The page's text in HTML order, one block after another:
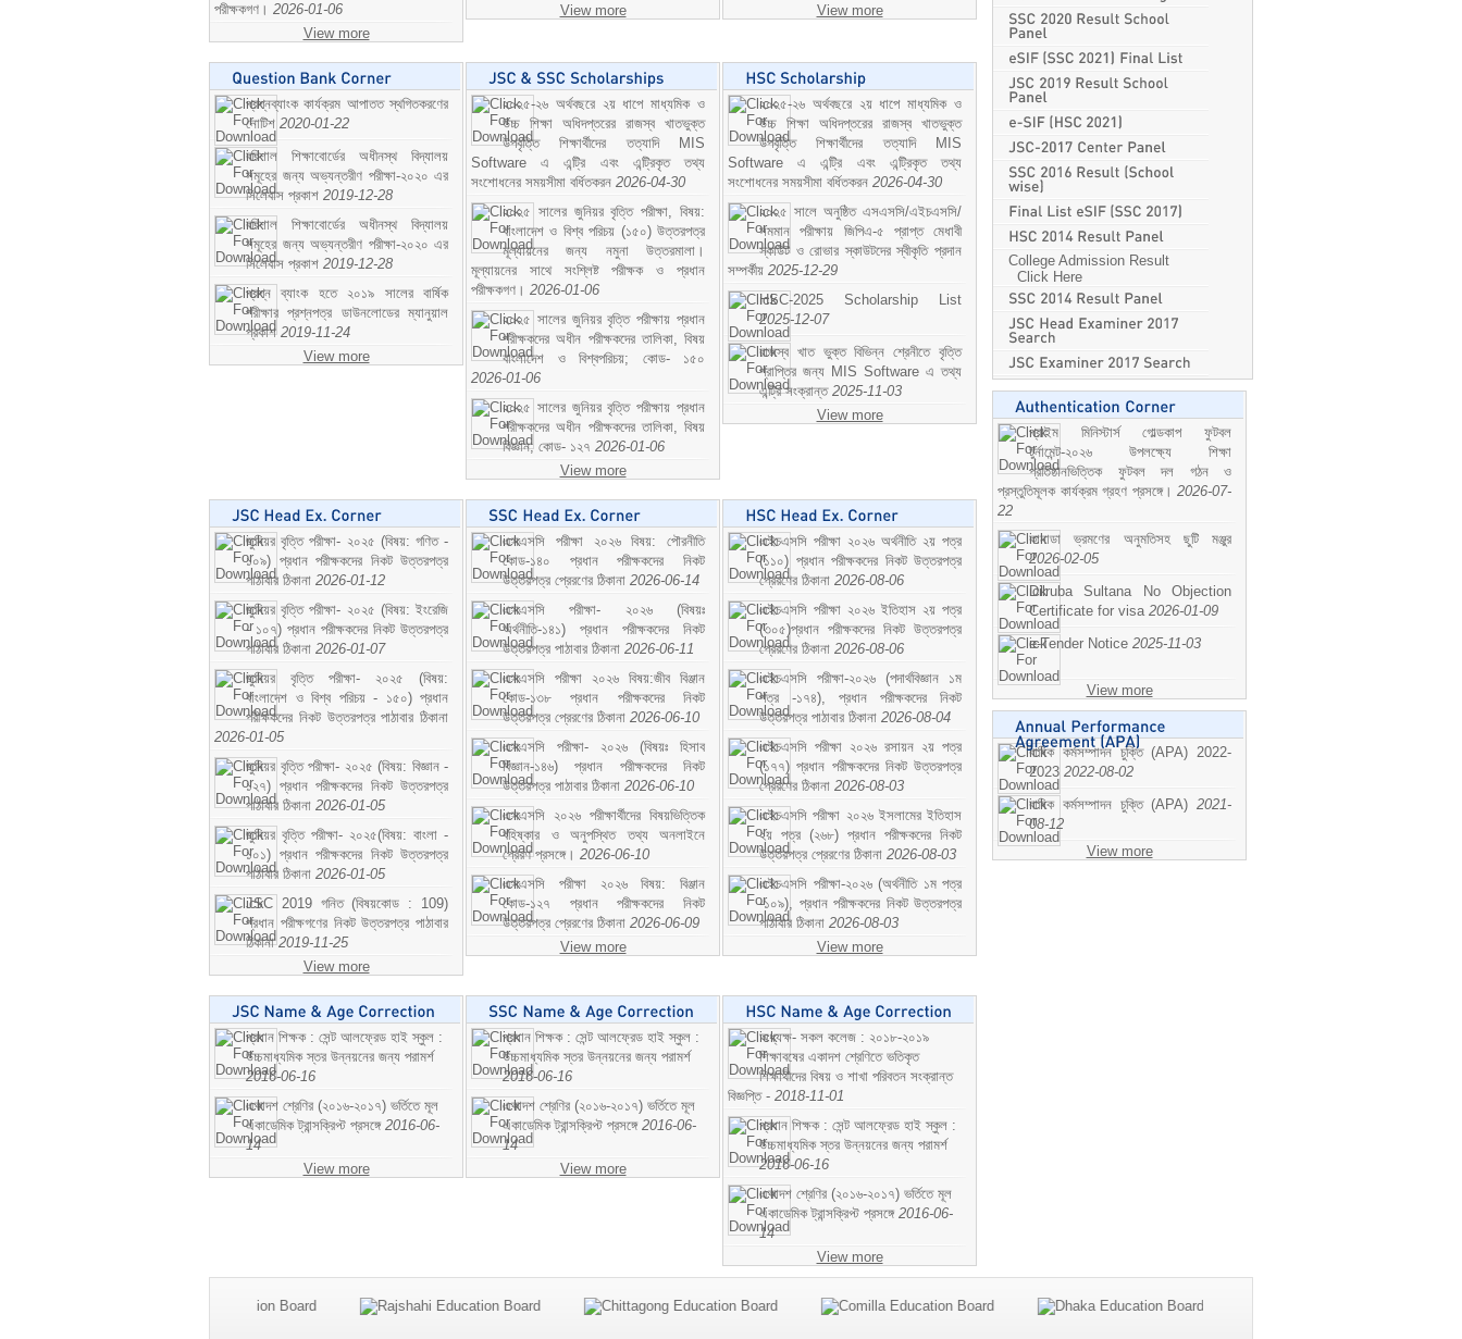
পরীক্ষকগণ। 2026-01-06
View more
View more
View more
প্রশ্নব্যাংক কার্যক্রম আপাতত স্থগিতকরণের
নোটিশ 2020-01-22
বরিশাল শিক্ষাবোর্ডের অধীনস্থ বিদ্যালয়
সমূহের জন্য অভ্যন্তরীণ পরীক্ষা-২০২০ এর
সিলেবাস প্রকাশ 2019-12-28
বরিশাল শিক্ষাবোর্ডের অধীনস্থ বিদ্যালয়
সমূহের জন্য অভ্যন্তরীণ পরীক্ষা-২০২০ এর
সিলেবাস প্রকাশ 2019-12-28
প্রশ্ন ব্যাংক হতে ২০১৯ সালের বার্ষিক
পরীক্ষার প্রশ্নপত্র ডাউনলোডের ম্যানুয়াল
প্রকাশ 2019-11-24
View more
২০২৫-২৬ অর্থবছরে ২য় ধাপে মাধ্যমিক ও
উচ্চ শিক্ষা অধিদপ্তরের রাজস্ব খাতভুক্ত
উপবৃত্তি শিক্ষার্থীদের তত্যাদি MIS
Software এ এন্ট্রি এবং এন্ট্রিকৃত তথ্য
সংশোধনের সময়সীমা বর্ধিতকরন 2026-04-30
২০২৫ সালের জুনিয়র বৃত্তি পরীক্ষা, বিষয়:
বাংলাদেশ ও বিশ্ব পরিচয় (১৫০) উত্তরপত্র
মূল্যায়নের জন্য নমুনা উত্তরমালা।
মূল্যায়নের সাথে সংশ্লিষ্ট পরীক্ষক ও প্রধান
পরীক্ষকগণ। 2026-01-06
২০২৫ সালের জুনিয়র বৃত্তি পরীক্ষায় প্রধান
পরীক্ষকদের অধীন পরীক্ষকদের তালিকা, বিষয়
বাংলাদেশ ও বিশ্বপরিচয়; কোড- ১৫০
2026-01-06
২০২৫ সালের জুনিয়র বৃত্তি পরীক্ষায় প্রধান
পরীক্ষকদের অধীন পরীক্ষকদের তালিকা, বিষয়
বিজ্ঞান; কোড- ১২৭ 2026-01-06
View more
২০২৫-২৬ অর্থবছরে ২য় ধাপে মাধ্যমিক ও
উচ্চ শিক্ষা অধিদপ্তরের রাজস্ব খাতভুক্ত
উপবৃত্তি শিক্ষার্থীদের তত্যাদি MIS
Software এ এন্ট্রি এবং এন্ট্রিকৃত তথ্য
সংশোধনের সময়সীমা বর্ধিতকরন 2026-04-30
২০২৫ সালে অনুষ্ঠিত এসএসসি/এইচএসসি/
সমমান পরীক্ষায় জিপিএ-৫ প্রাপ্ত মেধাবী
স্কাউট ও রোভার স্কাউটদের স্বীকৃতি প্রদান
সম্পর্কীয় 2025-12-29
HSC-2025 Scholarship List
2025-12-07
রাজস্ব খাত ভুক্ত বিভিন্ন শ্রেনীতে বৃত্তি
প্রাপ্তির জন্য MIS Software এ তথ্য
এন্ট্রি সংক্রান্ত 2025-11-03
View more
জুনিয়র বৃত্তি পরীক্ষা- ২০২৫ (বিষয়: গণিত -
১০৯) প্রধান পরীক্ষকদের নিকট উত্তরপত্র
পাঠাবার ঠিকানা 2026-01-12
জুনিয়র বৃত্তি পরীক্ষা- ২০২৫ (বিষয়: ইংরেজি
- ১০৭) প্রধান পরীক্ষকদের নিকট উত্তরপত্র
পাঠাবার ঠিকানা 2026-01-07
জুনিয়র বৃত্তি পরীক্ষা- ২০২৫ (বিষয়:
বাংলাদেশ ও বিশ্ব পরিচয় - ১৫০) প্রধান
পরীক্ষকদের নিকট উত্তরপত্র পাঠাবার ঠিকানা
2026-01-05
জুনিয়র বৃত্তি পরীক্ষা- ২০২৫ (বিষয়: বিজ্ঞান -
১২৭) প্রধান পরীক্ষকদের নিকট উত্তরপত্র
পাঠাবার ঠিকানা 2026-01-05
জুনিয়র বৃত্তি পরীক্ষা- ২০২৫(বিষয়: বাংলা -
১০১) প্রধান পরীক্ষকদের নিকট উত্তরপত্র
পাঠাবার ঠিকানা 2026-01-05
JSC 2019 গনিত (বিষয়কোড : 109)
প্রধান পরীক্ষগণের নিকট উত্তরপত্র পাঠাবার
ঠিকানা2019-11-25
View more
এসএসসি পরীক্ষা ২০২৬ বিষয়: পৌরনীতি
কোড-১৪০ প্রধান পরীক্ষকদের নিকট
উত্তরপত্র প্রেরণের ঠিকানা 2026-06-14
এসএসসি পরীক্ষা- ২০২৬ (বিষয়ঃ
অর্থনীতি-১৪১) প্রধান পরীক্ষকদের নিকট
উত্তরপত্র পাঠাবার ঠিকানা 2026-06-11
এসএসসি পরীক্ষা ২০২৬ বিষয়:জীব বিঞ্জান
কোড-১৩৮ প্রধান পরীক্ষকদের নিকট
উত্তরপত্র প্রেরণের ঠিকানা 2026-06-10
এসএসসি পরীক্ষা- ২০২৬ (বিষয়ঃ হিসাব
বিজ্ঞান-১৪৬) প্রধান পরীক্ষকদের নিকট
উত্তরপত্র পাঠাবার ঠিকানা 2026-06-10
এসএসসি ২০২৬ পরীক্ষার্থীদের বিষয়ভিত্তিক
বহিষ্কার ও অনুপস্থিত তথ্য অনলাইনে
প্রেরণ প্রসঙ্গে। 2026-06-10
এসএসসি পরীক্ষা ২০২৬ বিষয়: বিঞ্জান
কোড-১২৭ প্রধান পরীক্ষকদের নিকট
উত্তরপত্র প্রেরণের ঠিকানা 2026-06-09
View more
এইচএসসি পরীক্ষা ২০২৬ অর্থনীতি ২য় পত্র
(১১০) প্রধান পরীক্ষকদের নিকট উত্তরপত্র
প্রেরণের ঠিকানা 2026-08-06
এইচএসসি পরীক্ষা ২০২৬ ইতিহাস ২য় পত্র
(৩০৫)প্রধান পরীক্ষকদের নিকট উত্তরপত্র
প্রেরণের ঠিকানা 2026-08-06
এইচএসসি পরীক্ষা-২০২৬ (পদার্থবিজ্ঞান ১ম
পত্র -১৭৪), প্রধান পরীক্ষকদের নিকট
উত্তরপত্র পাঠাবার ঠিকানা 2026-08-04
এইচএসসি পরীক্ষা ২০২৬ রসায়ন ২য় পত্র
(১৭৭) প্রধান পরীক্ষকদের নিকট উত্তরপত্র
প্রেরণের ঠিকানা 2026-08-03
এইচএসসি পরীক্ষা ২০২৬ ইসলামের ইতিহাস
২য় পত্র (২৬৮) প্রধান পরীক্ষকদের নিকট
উত্তরপত্র প্রেরণের ঠিকানা 2026-08-03
এইচএসসি পরীক্ষা-২০২৬ (অর্থনীতি ১ম পত্র
-১০৯), প্রধান পরীক্ষকদের নিকট উত্তরপত্র
পাঠাবার ঠিকানা 2026-08-03
View more
প্রধান শিক্ষক : সেন্ট আলফ্রেড হাই স্কুল :
উচ্চমাধ্যমিক স্তর উন্নয়নের জন্য পরামর্শ
2016-06-16
একাদশ শ্রেণির (২০১৬-২০১৭) ভর্তিতে মূল
একাডেমিক ট্রান্সক্রিপ্ট প্রসঙ্গে 2016-06-
14
View more
প্রধান শিক্ষক : সেন্ট আলফ্রেড হাই স্কুল :
উচ্চমাধ্যমিক স্তর উন্নয়নের জন্য পরামর্শ
2016-06-16
একাদশ শ্রেণির (২০১৬-২০১৭) ভর্তিতে মূল
একাডেমিক ট্রান্সক্রিপ্ট প্রসঙ্গে 2016-06-
14
View more
অধ্যক্ষ- সকল কলেজ : ২০১৮-২০১৯
শিক্ষাবষের একাদশ শ্রেণিতে ভতিকৃত
শিক্ষাথীদের বিষয় ও শাখা পরিবতন সংক্রান্ত
বিজ্ঞপ্তি - 2018-11-01
প্রধান শিক্ষক : সেন্ট আলফ্রেড হাই স্কুল :
উচ্চমাধ্যমিক স্তর উন্নয়নের জন্য পরামর্শ
2016-06-16
একাদশ শ্রেণির (২০১৬-২০১৭) ভর্তিতে মূল
একাডেমিক ট্রান্সক্রিপ্ট প্রসঙ্গে 2016-06-
14
View more
College Admission Result
Click Here
প্রাইম মিনিস্টার্স গোল্ডকাপ ফুটবল
টুর্নামেন্ট-২০২৬ উপলক্ষ্যে শিক্ষা
প্রতিষ্ঠানভিত্তিক ফুটবল দল গঠন ও
প্রস্তুতিমূলক কার্যক্রম গ্রহণ প্রসঙ্গে। 2026-07-
22
কানাডা ভ্রমণের অনুমতিসহ ছুটি মঞ্জুর
2026-02-05
Dilruba Sultana No Objection
Certificate for visa 2026-01-09
e-Tender Notice 2025-11-03
View more
বাষিক কর্মসম্পাদন চুক্তি (APA) 2022-
2023 2022-08-02
বাষিক কর্মসম্পাদন চুক্তি (APA) 2021-
08-12
View more